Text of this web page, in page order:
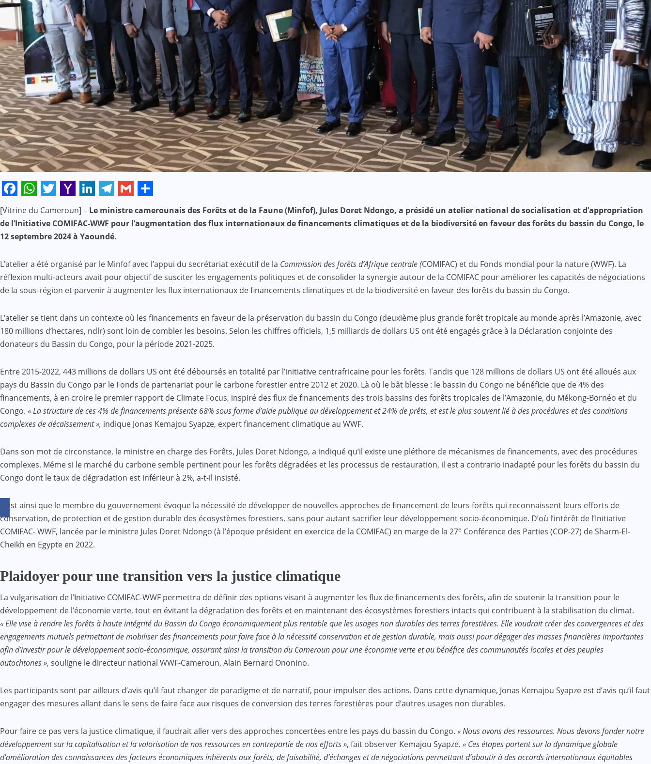
Facebook
WhatsApp
Twitter
Yahoo
Mail
LinkedIn
Telegram
Gmail
Share
[Vitrine du Cameroun] – Le ministre camerounais des Forêts et de la Faune (Minfof), Jules Doret Ndongo, a présidé un atelier national de socialisation et d’appropriation
de l’Initiative COMIFAC-WWF pour l’augmentation des flux internationaux de financements climatiques et de la biodiversité en faveur des forêts du bassin du Congo, le
12 septembre 2024 à Yaoundé.
L’atelier a été organisé par le Minfof avec l’appui du secrétariat exécutif de la Commission des forêts d’Afrique centrale (COMIFAC) et du Fonds mondial pour la nature (WWF). La
réflexion multi-acteurs avait pour objectif de susciter les engagements politiques et de consolider la synergie autour de la COMIFAC pour améliorer les capacités de négociations
de la sous-région et parvenir à augmenter les flux internationaux de financements climatiques et de la biodiversité en faveur des forêts du bassin du Congo.
L’atelier se tient dans un contexte où les financements en faveur de la préservation du bassin du Congo (deuxième plus grande forêt tropicale au monde après l’Amazonie, avec
180 millions d’hectares, ndlr) sont loin de combler les besoins. Selon les chiffres officiels, 1,5 milliards de dollars US ont été engagés grâce à la Déclaration conjointe des
donateurs du Bassin du Congo, pour la période 2021-2025.
Entre 2015-2022, 443 millions de dollars US ont été déboursés en totalité par l’initiative centrafricaine pour les forêts. Tandis que 128 millions de dollars US ont été alloués aux
pays du Bassin du Congo par le Fonds de partenariat pour le carbone forestier entre 2012 et 2020. Là où le bât blesse : le bassin du Congo ne bénéficie que de 4% des
financements, à en croire le premier rapport de Climate Focus, inspiré des flux de financements des trois bassins des forêts tropicales de l’Amazonie, du Mékong-Bornéo et du
Congo. « La structure de ces 4% de financements présente 68% sous forme d’aide publique au développement et 24% de prêts, et est le plus souvent lié à des procédures et des conditions
complexes de décaissement », indique Jonas Kemajou Syapze, expert financement climatique au WWF.
Dans son mot de circonstance, le ministre en charge des Forêts, Jules Doret Ndongo, a indiqué qu’il existe une pléthore de mécanismes de financements, avec des procédures
complexes. Même si le marché du carbone semble pertinent pour les forêts dégradées et les processus de restauration, il est a contrario inadapté pour les forêts du bassin du
Congo dont le taux de dégradation est inférieur à 2%, a-t-il insisté.
C’est ainsi que le membre du gouvernement évoque la nécessité de développer de nouvelles approches de financement de leurs forêts qui reconnaissent leurs efforts de
conservation, de protection et de gestion durable des écosystèmes forestiers, sans pour autant sacrifier leur développement socio-économique. D’où l’intérêt de l’Initiative
COMIFAC- WWF, lancée par le ministre Jules Doret Ndongo (à l’époque président en exercice de la COMIFAC) en marge de la 27e Conférence des Parties (COP-27) de Sharm-El-
Cheikh en Egypte en 2022.
Plaidoyer pour une transition vers la justice climatique
La vulgarisation de l’Initiative COMIFAC-WWF permettra de définir des options visant à augmenter les flux de financements des forêts, afin de soutenir la transition pour le
développement de l’économie verte, tout en évitant la dégradation des forêts et en maintenant des écosystèmes forestiers intacts qui contribuent à la stabilisation du climat.
« Elle vise à rendre les forêts à haute intégrité du Bassin du Congo économiquement plus rentable que les usages non durables des terres forestières. Elle voudrait créer des convergences et des
engagements mutuels permettant de mobiliser des financements pour faire face à la nécessité conservation et de gestion durable, mais aussi pour dégager des masses financières importantes
afin d’investir pour le développement socio-économique, assurant ainsi la transition du Cameroun pour une économie verte et au bénéfice des communautés locales et des peuples
autochtones », souligne le directeur national WWF-Cameroun, Alain Bernard Ononino.
Les participants sont par ailleurs d’avis qu’il faut changer de paradigme et de narratif, pour impulser des actions. Dans cette dynamique, Jonas Kemajou Syapze est d’avis qu’il faut
engager des mesures allant dans le sens de faire face aux risques de conversion des terres forestières pour d’autres usages non durables.
Pour faire ce pas vers la justice climatique, il faudrait aller vers des approches concertées entre les pays du bassin du Congo. « Nous avons des ressources. Nous devons fonder notre
développement sur la capitalisation et la valorisation de nos ressources en contrepartie de nos efforts », fait observer Kemajou Syapze. « Ces étapes portent sur la dynamique globale
d’amélioration des connaissances des facteurs économiques inhérents aux forêts, de faisabilité, d’échanges et de négociations permettant d’aboutir à des accords internationaux équitables